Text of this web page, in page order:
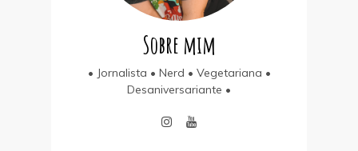
Sobre mim
• Jornalista • Nerd • Vegetariana •
Desaniversariante •